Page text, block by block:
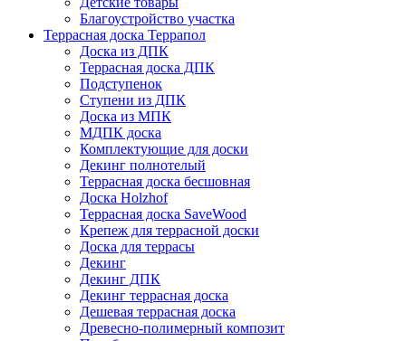
Благоустройство участка
Террасная доска Террапол
Доска из ДПК
Террасная доска ДПК
Подступенок
Ступени из ДПК
Доска из МПК
МДПК доска
Комплектующие для доски
Декинг полнотелый
Террасная доска бесшовная
Доска Holzhof
Террасная доска SaveWood
Крепеж для террасной доски
Доска для террасы
Декинг
Декинг ДПК
Декинг террасная доска
Дешевая террасная доска
Древесно-полимерный композит